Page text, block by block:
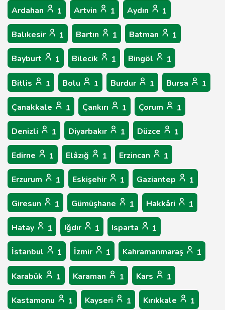
Ardahan 1 Artvin 1 Aydın 1
Balıkesir 1 Bartın 1 Batman 1
Bayburt 1 Bilecik 1 Bingöl 1
Bitlis 1 Bolu 1 Burdur 1 Bursa 1
Çanakkale 1 Çankırı 1 Çorum 1
Denizli 1 Diyarbakır 1 Düzce 1
Edirne 1 Elâzığ 1 Erzincan 1
Erzurum 1 Eskişehir 1 Gaziantep 1
Giresun 1 Gümüşhane 1 Hakkâri 1
Hatay 1 Iğdır 1 Isparta 1
İstanbul 1 İzmir 1 Kahramanmaraş 1
Karabük 1 Karaman 1 Kars 1
Kastamonu 1 Kayseri 1 Kırıkkale 1